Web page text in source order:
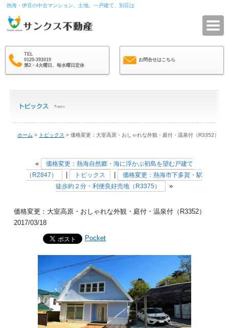
熱海・伊豆の中古マンション、土地、一戸建て、別荘は
TEL
0120-393019
第2・4火曜日、毎水曜日定休
お問合せはこちら
ホーム > トピックス > 価格変更：大室高原・おしゃれな外観・庭付・温泉付（R3352）
«
価格変更：熱海自然郷・海に浮かぶ初島を望む戸建て
（R2847）
トピックス
価格変更：熱海市下多賀・駅
徒歩約２分・利便良好売地（R3375）
»
価格変更：大室高原・おしゃれな外観・庭付・温泉付（R3352）
2017/03/18
Pocket